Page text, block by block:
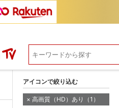
アイコンで絞り込む
高画質（HD）あり（1）